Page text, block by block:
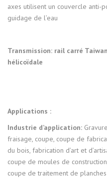
axes utilisent un couvercle
guidage de l’eau
Transmission: rail carré
hélicoïdale
Applications :
Industrie d’application:
fraisage, coupe, coupe de
du bois, fabrication d’art et
coupe de moules de
coupe de traitement de